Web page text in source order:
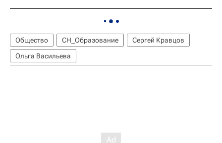
Общество СН_Образование
Сергей Кравцов
Ольга Васильева